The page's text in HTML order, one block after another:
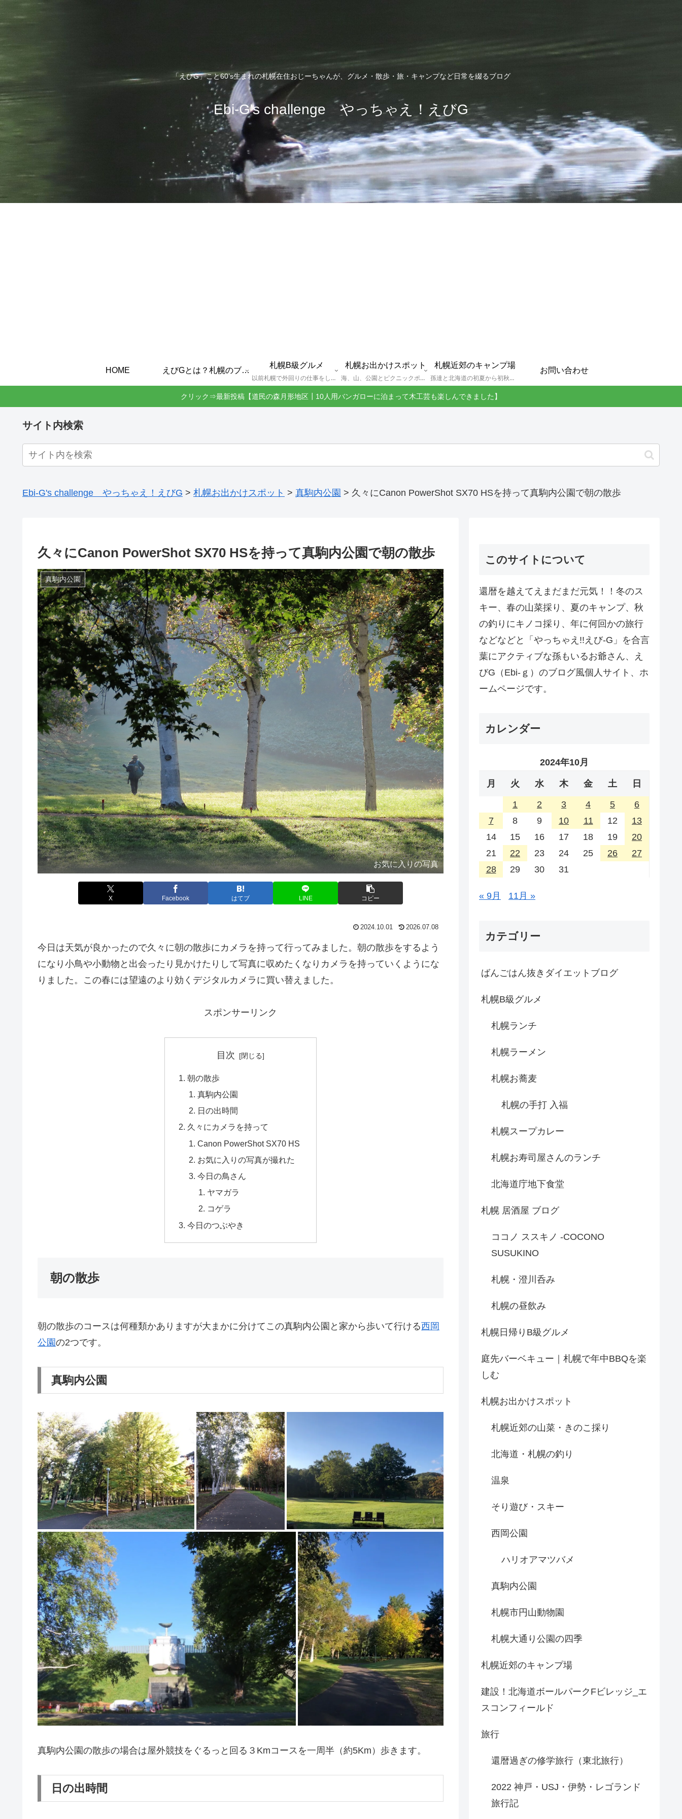
「えびG」こと60’s生まれの札幌在住おじーちゃんが、グルメ・散歩・旅・キャンプなど日常を綴るブログ
Ebi-G's challenge やっちゃえ！えびG
HOME えびGとは？札幌のブログ運営者プロフィール
札幌B級グルメ
以前札幌で外回りの仕事をしていた還暦過ぎブロガー「えびG」がランチ（サラリーマンランチ、サラメシ）を中心に、おそば、ラーメン、中華、日替わりランチを「札幌Bグルメ」と題してレポートしているブログカテゴリーのページです。現在は定年後の再雇用で札幌中とはいかなまでも会社の近くのすすきの界隈や家のある札幌市南区を中心に徘徊しております。
札幌お出かけスポット
海、山、公園とピクニックポイントや名所、旧跡などなど、、、、、札幌はもとより郊外の無理なく日帰りでいって帰ってこれるお出かけスポットを孫っち達（小学５、３年生、幼稚園年長さんの３人）とえびGがお出かけをして紹介しているページです。
札幌近郊のキャンプ場
孫達と北海道の初夏から初秋にかけてキャンプに出かけます。キャンプ場情報だったり料理だったり花火や遊びに虫取りとまさに「やっちゃえ！えびG」やりたい放題のブログです。
お問い合わせ
クリック⇒最新投稿【道民の森月形地区┃10人用バンガローに泊まって木工芸も楽しんできました】
サイト内検索
Ebi-G's challenge やっちゃえ！えびG > 札幌お出かけスポット > 真駒内公園 > 久々にCanon PowerShot SX70 HSを持って真駒内公園で朝の散歩
久々にCanon PowerShot SX70 HSを持って真駒内公園で朝の散歩
真駒内公園
お気に入りの写真
X Facebook はてブ LINE コピー
2024.10.01 2026.07.08
今日は天気が良かったので久々に朝の散歩にカメラを持って行ってみました。朝の散歩をするよう
になり小鳥や小動物と出会ったり見かけたりして写真に収めたくなりカメラを持っていくようにな
りました。この春には望遠のより効くデジタルカメラに買い替えました。
スポンサーリンク
目次
朝の散歩
真駒内公園
日の出時間
久々にカメラを持って
Canon PowerShot SX70 HS
お気に入りの写真が撮れた
今日の鳥さん
ヤマガラ
コゲラ
今日のつぶやき
朝の散歩
朝の散歩のコースは何種類かありますが大まかに分けてこの真駒内公園と家から歩いて行ける西岡
公園の2つです。
真駒内公園
真駒内公園の散歩の場合は屋外競技をぐるっと回る３Kmコースを一周半（約5Km）歩きます。
日の出時間
このサイトについて
還暦を越えてえまだまだ元気！！冬のス
キー、春の山菜採り、夏のキャンプ、秋
の釣りにキノコ採り、年に何回かの旅行
などなどと「やっちゃえ!!えび-G」を合言
葉にアクティブな孫もいるお爺さん、え
びG（Ebi-ｇ）のブログ風個人サイト、ホ
ームページです。
カレンダー
2024年10月
月 火 水 木 金 土 日
1 2 3 4 5
6
7
8 9 10 11 12
13
14
15 16 17 18 19
20
21
22 23 24 25 26
27
28
29 30 31
« 9月 11月 »
カテゴリー
ばんごはん抜きダイエットブログ
札幌B級グルメ
札幌ランチ
札幌ラーメン
札幌お蕎麦
札幌の手打 入福
札幌スープカレー
札幌お寿司屋さんのランチ
北海道庁地下食堂
札幌 居酒屋 ブログ
ココノ ススキノ -COCONO
SUSUKINO
札幌・澄川呑み
札幌の昼飲み
札幌日帰りB級グルメ
庭先バーベキュー｜札幌で年中BBQを楽
しむ
札幌お出かけスポット
札幌近郊の山菜・きのこ採り
北海道・札幌の釣り
温泉
そり遊び・スキー
西岡公園
ハリオアマツバメ
真駒内公園
札幌市円山動物園
札幌大通り公園の四季
札幌近郊のキャンプ場
建設！北海道ボールパークFビレッジ_エ
スコンフィールド
旅行
還暦過ぎの修学旅行（東北旅行）
2022 神戸・USJ・伊勢・レゴランド
旅行記